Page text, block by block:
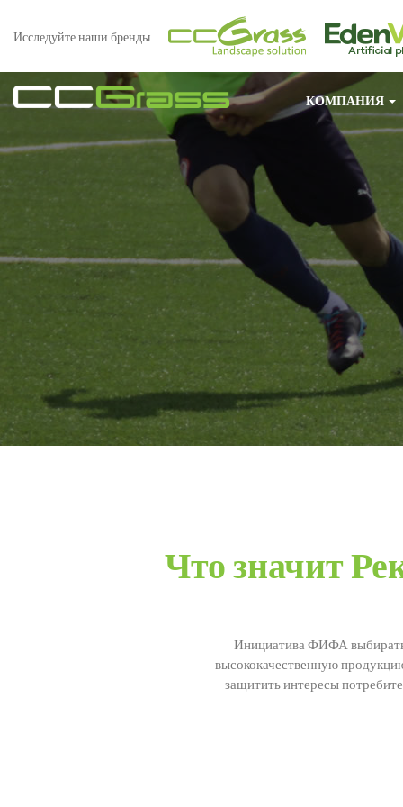
Исследуйте наши бренды
КОМПАНИЯ
Что значит
Инициатива ФИФА выбирать
высококачественную
защитить интересы